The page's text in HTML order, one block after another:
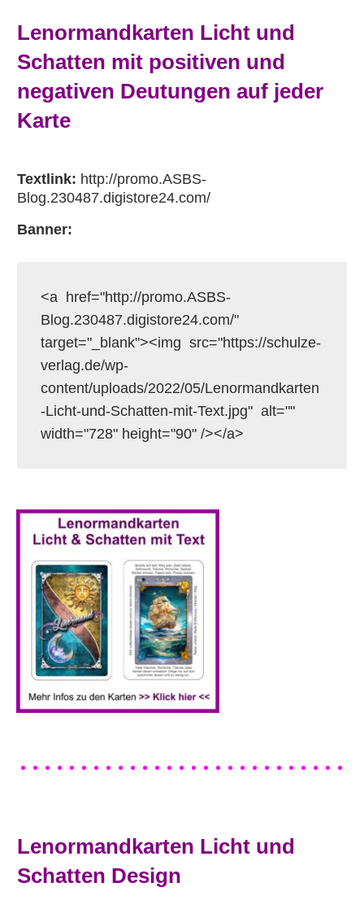
Lenormandkarten Licht und
Schatten mit positiven und
negativen Deutungen auf jeder
Karte
Textlink: http://promo.ASBS-
Blog.230487.digistore24.com/
Banner:
<a  href="http://promo.ASBS-
Blog.230487.digistore24.com/"
target="_blank"><img  src="https://schulze-
verlag.de/wp-
content/uploads/2022/05/Lenormandkarten
-Licht-und-Schatten-mit-Text.jpg"  alt=""
width="728" height="90" /></a>
Lenormandkarten Licht und
Schatten Design